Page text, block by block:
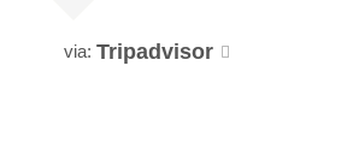
via: Tripadvisor